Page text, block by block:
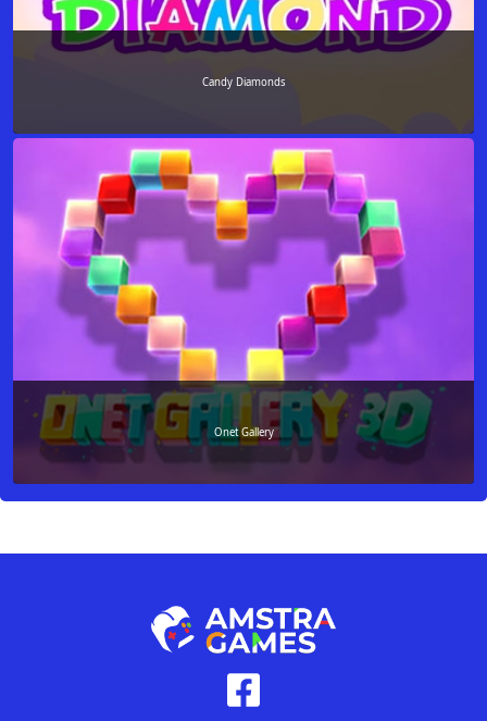
Candy Diamonds
Onet Gallery